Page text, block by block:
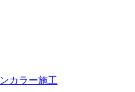
カラー施工